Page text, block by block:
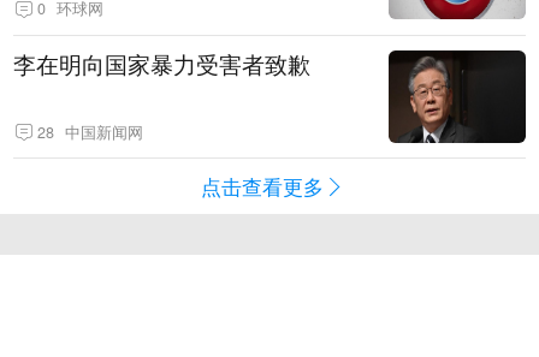
0 环球网
李在明向国家暴力受害者致歉
28 中国新闻网
点击查看更多